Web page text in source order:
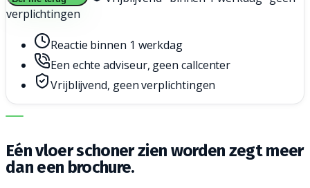
verplichtingen
Reactie binnen 1 werkdag
Een echte adviseur, geen callcenter
Vrijblijvend, geen verplichtingen
DE JUISTE MACHINE. DE BESTE SERVICE.
Eén vloer schoner zien worden zegt meer
dan een brochure.